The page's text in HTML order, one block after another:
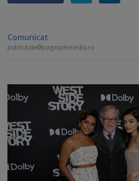
Comunicat
publicitate paginademedia.ro